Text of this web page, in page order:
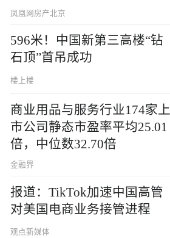
凤凰网房产北京
596米！中国新第三高楼“钻
石顶”首吊成功
楼上楼
商业用品与服务行业174家上
市公司静态市盈率平均25.01
倍，中位数32.70倍
金融界
报道：TikTok加速中国高管
对美国电商业务接管进程
观点新媒体